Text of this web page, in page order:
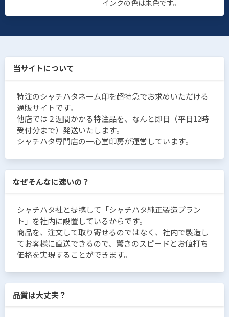
インクの色は朱色です。
当サイトについて
特注のシャチハタネーム印を超特急でお求めいただける
通販サイトです。
他店では２週間かかる特注品を、なんと即日（平日12時
受付分まで）発送いたします。
シャチハタ専門店の一心堂印房が運営しています。
なぜそんなに速いの？
シャチハタ社と提携して「シャチハタ純正製造プラン
ト」を社内に設置しているからです。
商品を、注文して取り寄せるのではなく、社内で製造し
てお客様に直送できるので、驚きのスピードとお値打ち
価格を実現することができます。
品質は大丈夫？